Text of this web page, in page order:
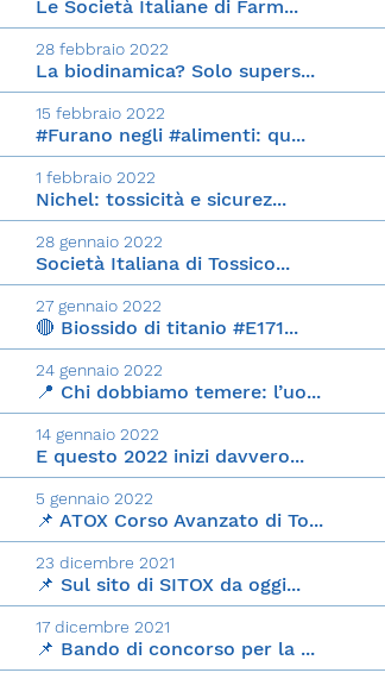
Le Società Italiane di Farm...
28 febbraio 2022
La biodinamica? Solo supers...
15 febbraio 2022
#Furano negli #alimenti: qu...
1 febbraio 2022
Nichel: tossicità e sicurez...
28 gennaio 2022
Società Italiana di Tossico...
27 gennaio 2022
🔴 Biossido di titanio #E171...
24 gennaio 2022
📍 Chi dobbiamo temere: l’uo...
14 gennaio 2022
E questo 2022 inizi davvero...
5 gennaio 2022
📌 ATOX Corso Avanzato di To...
23 dicembre 2021
📌 Sul sito di SITOX da oggi...
17 dicembre 2021
📌 Bando di concorso per la ...